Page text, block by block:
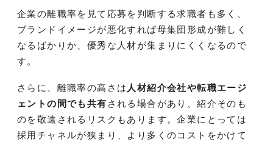
企業の離職率を見て応募を判断する求職者も多く、
ブランドイメージが悪化すれば母集団形成が難しく
なるばかりか、優秀な人材が集まりにくくなるので
す。
さらに、離職率の高さは 人材紹介会社や転職エージ
ェントの間でも共有 される場合があり、紹介そのも
のを敬遠されるリスクもあります。企業にとっては
採用チャネルが狭まり、より多くのコストをかけて